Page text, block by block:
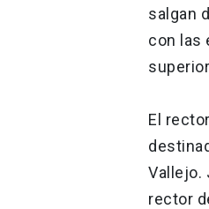
salgan
con las
El
Vallejo.
rector